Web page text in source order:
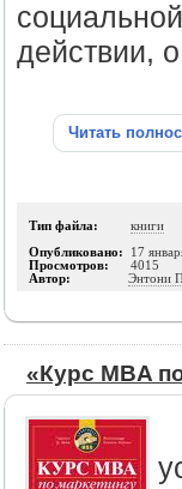
действии,
Читать
Тип файла: книги
Опубликовано: 17
Просмотров: 4015
Автор: Энтони
«Курс MBA